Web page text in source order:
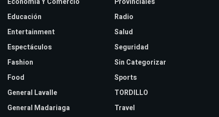
Educación
Entertainment
Espectáculos
Fashion
Food
General Lavalle
General Madariaga
Radio
Salud
Seguridad
Sin Categorizar
Sports
TORDILLO
Travel